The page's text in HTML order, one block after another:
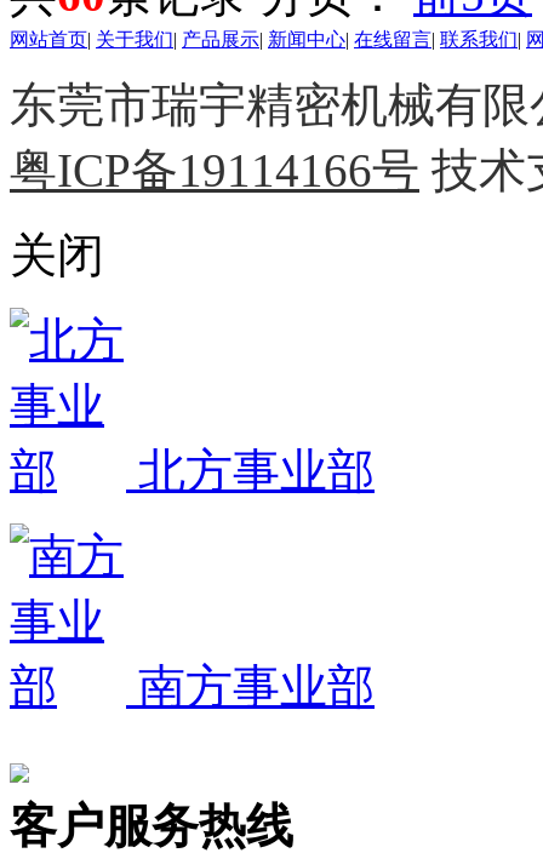
网站首页| 关于我们| 产品展示| 新闻中心| 在线留言| 联系我们|
东莞市瑞宇精密机械有
粤ICP备19114166号 技术
关闭
北方事业部
南方事业部
客户服务热线